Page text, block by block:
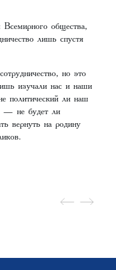
Всемирного общества,
лишь спустя
но это
изучали нас и наши
политический ли наш
— не будет ли
вернуть на родину